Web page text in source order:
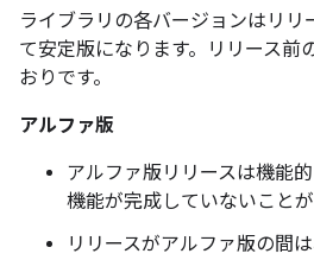
ライブラリの各バージョンはリリ
て安定版になります。リリース前
おりです。
アルファ版
アルファ版リリースは機能
機能が完成していないことが
リリースがアルファ版の間